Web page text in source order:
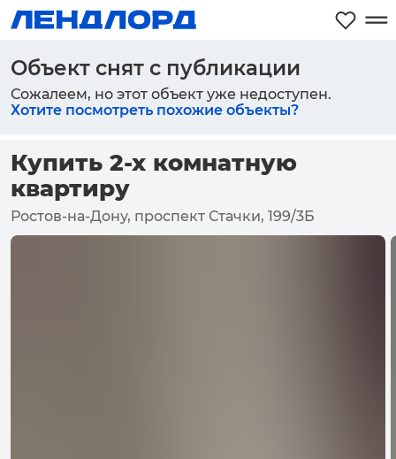
Объект снят с публикации
Сожалеем, но этот объект уже недоступен.
Хотите посмотреть похожие объекты?
Купить 2-х комнатную
квартиру
Ростов-на-Дону, проспект Стачки, 199/3Б